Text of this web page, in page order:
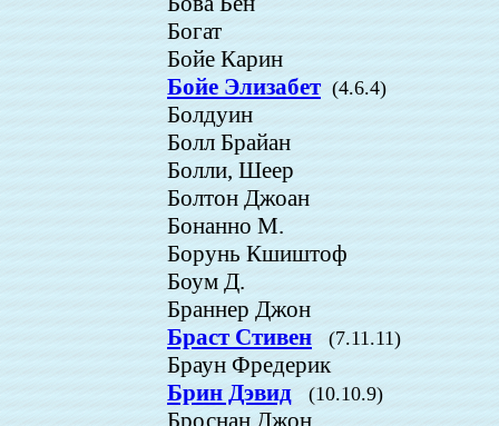
Богат
Бойе Карин
Бойе Элизабет (4.6.4)
Болдуин
Болл Брайан
Болли, Шеер
Болтон Джоан
Бонанно М.
Борунь Кшиштоф
Боум Д.
Браннер Джон
Браст Стивен
(7.11.11)
Браун Фредерик
Брин Дэвид
(10.10.9)
Броснан Джон